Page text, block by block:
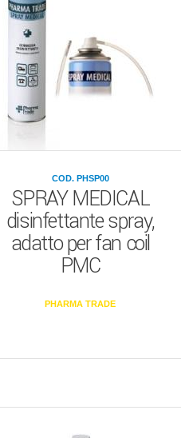
COD. PHSP00
SPRAY MEDICAL
disinfettante spray,
adatto per fan coil
PMC
PHARMA TRADE